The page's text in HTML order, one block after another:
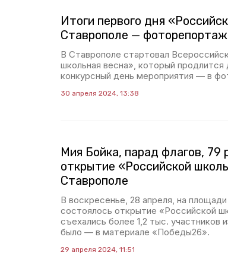
Итоги первого дня
Ставрополе — фоторепортаж
В Ставрополе стартовал
школьная весна», который
конкурсный день мероприятия — в
30 апреля 2024, 13:38
Мия Бойка, парад флагов, 79
открытие «Российской
Ставрополе
В воскресенье, 28 апреля, на
состоялось открытие «Российской
съехались более 1,2 тыс. участников
было — в материале «Победы26».
29 апреля 2024, 11:51